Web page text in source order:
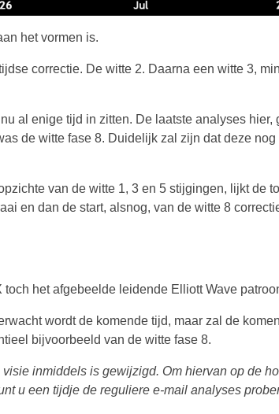
het vormen is.
correctie. De witte 2. Daarna een witte 3,
al enige tijd in zitten. De laatste analyses hier,
de witte fase 8. Duidelijk zal zijn dat deze
van de witte 1, 3 en 5 stijgingen, lijkt de
en dan de start, alsnog, van de witte 8
het afgebeelde leidende Elliott Wave
wordt de komende tijd, maar zal de
bijvoorbeeld van de witte fase 8.
inmiddels is gewijzigd. Om hiervan op de
u een tijdje de reguliere e-mail analyses